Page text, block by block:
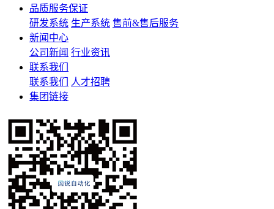
品质服务保证
研发系统 生产系统 售前&售后服务
新闻中心
公司新闻 行业资讯
联系我们
联系我们
人才招聘
集团链接